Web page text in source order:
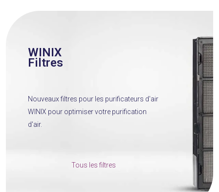
WINIX
Filtres
Nouveaux filtres pour les purificateurs d'air
WINIX pour optimiser votre purification
d'air.
Tous les filtres